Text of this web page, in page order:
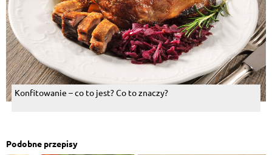
Konfitowanie – co to jest? Co to znaczy?
Podobne przepisy